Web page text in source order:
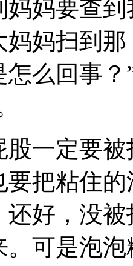
妈妈要查
妈妈扫到
么回事
股一定要
要把粘住
还好，没
。可是泡